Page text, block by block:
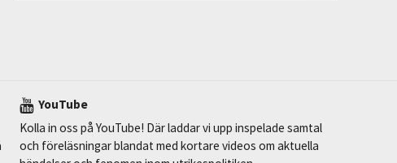
YouTube
Kolla in oss på YouTube! Där laddar vi upp inspelade samtal
och föreläsningar blandat med kortare videos om aktuella